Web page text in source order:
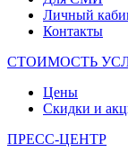
Личный
Контакты
СТОИМОСТЬ
Цены
Скидки и
ПРЕСС-ЦЕНТР